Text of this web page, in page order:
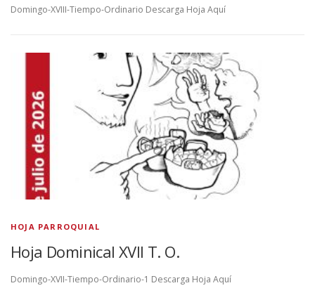
Domingo-XVIII-Tiempo-Ordinario Descarga Hoja Aquí
HOJA PARROQUIAL
Hoja Dominical XVII T. O.
Domingo-XVII-Tiempo-Ordinario-1 Descarga Hoja Aquí